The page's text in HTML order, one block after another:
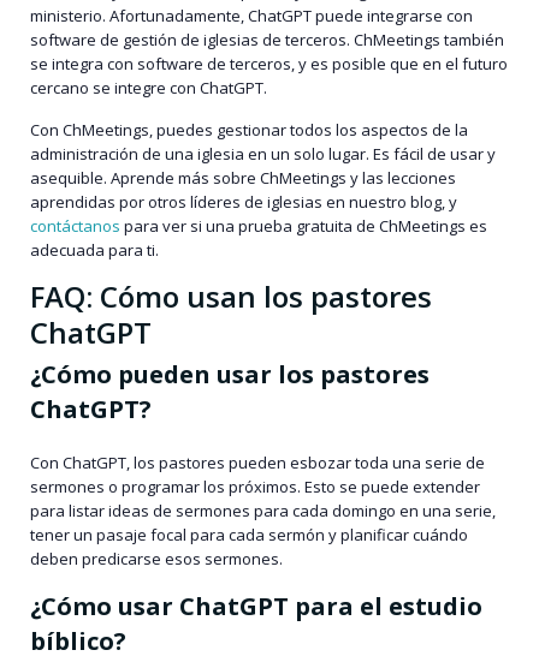
ministerio. Afortunadamente, ChatGPT puede integrarse con
software de gestión de iglesias de terceros. ChMeetings también
se integra con software de terceros, y es posible que en el futuro
cercano se integre con ChatGPT.
Con ChMeetings, puedes gestionar todos los aspectos de la
administración de una iglesia en un solo lugar. Es fácil de usar y
asequible. Aprende más sobre ChMeetings y las lecciones
aprendidas por otros líderes de iglesias en nuestro blog, y
contáctanos para ver si una prueba gratuita de ChMeetings es
adecuada para ti.
FAQ: Cómo usan los pastores
ChatGPT
¿Cómo pueden usar los pastores
ChatGPT?
Con ChatGPT, los pastores pueden esbozar toda una serie de
sermones o programar los próximos. Esto se puede extender
para listar ideas de sermones para cada domingo en una serie,
tener un pasaje focal para cada sermón y planificar cuándo
deben predicarse esos sermones.
¿Cómo usar ChatGPT para el estudio
bíblico?